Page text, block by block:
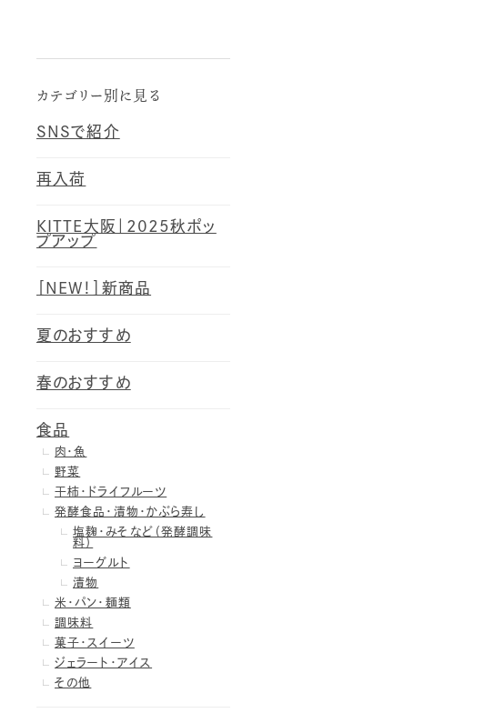
カテゴリー別に見る
SNSで紹介
再入荷
KITTE大阪｜2025秋ポッ
プアップ
［NEW！］新商品
夏のおすすめ
春のおすすめ
食品
肉・魚
野菜
干柿・ドライフルーツ
発酵食品・漬物・かぶら寿し
塩麹・みそなど（発酵調味
料）
ヨーグルト
漬物
米・パン・麺類
調味料
菓子・スイーツ
ジェラート・アイス
その他